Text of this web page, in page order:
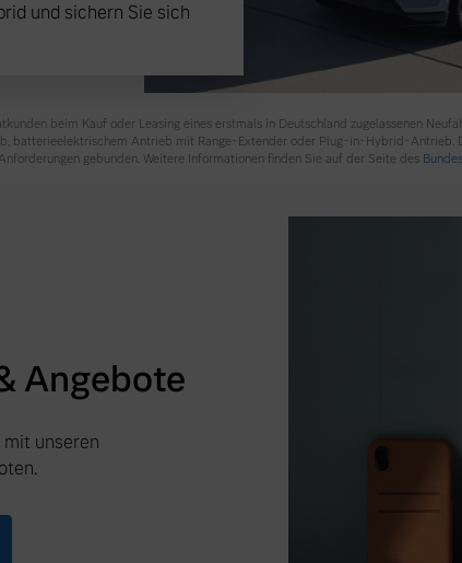
und sichern Sie sich
beim Kauf oder Leasing eines erstmals in Deutschland zugelassenen
batterieelektrischem Antrieb mit Range-Extender oder Plug-in-Hybrid-Antrieb.
gebunden. Weitere Informationen finden Sie auf der Seite des
Angebote
mit unseren